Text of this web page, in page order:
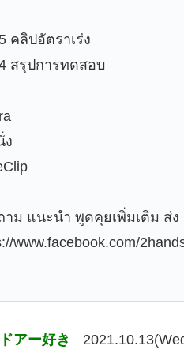
คลิปอัตราเร่ง
สรุปการทดสอบ
ง
าม แนะนำ พูดคุยเพิ่มเติม ส่ง
www.facebook.com/
アー好き